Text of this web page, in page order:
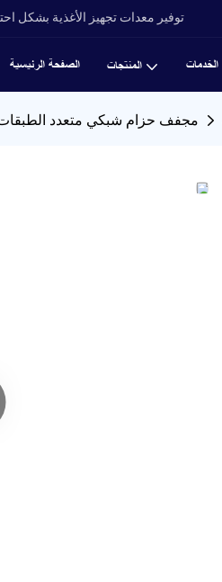
توفير معدات تجهيز الأغذية بشكل
الصفحة الرئيسية المنتجات الخدمات
مجفف حزام شبكي متعدد